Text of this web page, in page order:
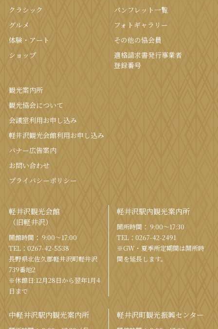
クラシック
グルメ
体験・アート
ショップ
パンフレット⼀覧
フォトギャラリー
その他の協会員
適格請求書発行事業者
登録番号
観光案内所
観光協会について
会議室利⽤お申し込み
軽井沢観光会館利⽤お申し込み
バナー広告案内
お問い合わせ
プライバシーポリシー
軽井沢観光会館
（旧軽井沢）
開館時間： 9:00〜17:00
TEL： 0267-42-5538
⻑野県北佐久郡軽井沢町軽井沢
739番地2
※休館日:12月28日から翌年1月4
日まで
軽井沢駅内観光案内所
開所時間： 9:00〜17:30
TEL： 0267-42-2491
※GW・夏季所定期間は開所時
間を延⻑します。
中軽井沢駅内観光案内所 軽井沢町観光振興センター